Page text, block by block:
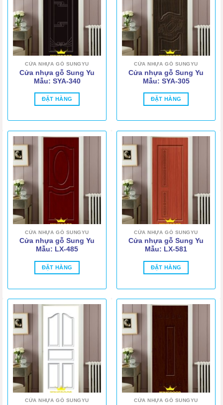
CỬA NHỰA GỖ SUNGYU
Cửa nhựa gỗ Sung Yu
Mẫu: SYA-340
ĐẶT HÀNG
CỬA NHỰA GỖ SUNGYU
Cửa nhựa gỗ Sung Yu
Mẫu: SYA-305
ĐẶT HÀNG
CỬA NHỰA GỖ SUNGYU
Cửa nhựa gỗ Sung Yu
Mẫu: LX-485
ĐẶT HÀNG
CỬA NHỰA GỖ SUNGYU
Cửa nhựa gỗ Sung Yu
Mẫu: LX-581
ĐẶT HÀNG
CỬA NHỰA GỖ SUNGYU CỬA NHỰA GỖ SUNGYU